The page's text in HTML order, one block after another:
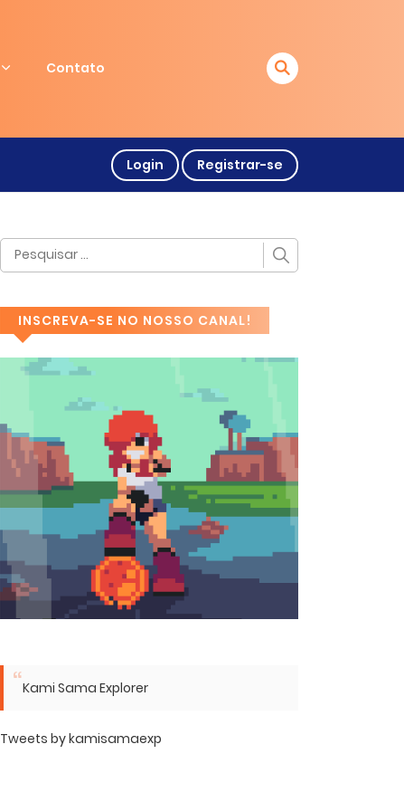
Contato
Login Registrar-se
INSCREVA-SE NO NOSSO CANAL!
Kami Sama Explorer
Tweets by kamisamaexp